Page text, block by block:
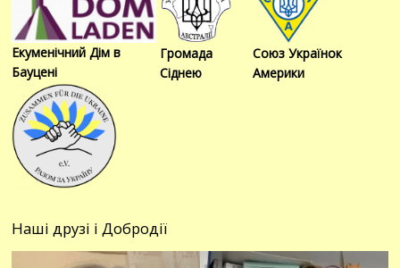
Екуменічний Дім в
Бауцені
Громада
Сіднею
Союз Українок
Америки
Наші друзі і Добродії